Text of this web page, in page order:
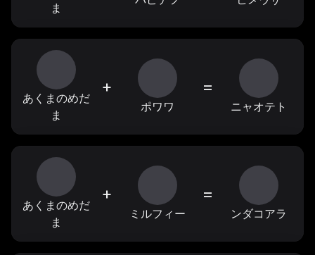
ま
あくまのめだ
ま
+
ポワワ
=
ニャオテト
あくまのめだ
ま
+
ミルフィー
=
ンダコアラ